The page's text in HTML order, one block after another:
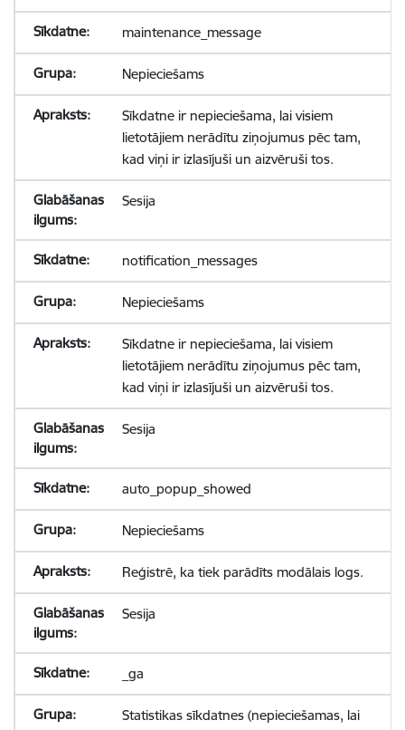
maintenance_message
Nepieciešams
Sīkdatne ir nepieciešama, lai visiem
lietotājiem nerādītu ziņojumus pēc tam,
kad viņi ir izlasījuši un aizvēruši tos.
Sesija
notification_messages
Nepieciešams
Sīkdatne ir nepieciešama, lai visiem
lietotājiem nerādītu ziņojumus pēc tam,
kad viņi ir izlasījuši un aizvēruši tos.
Sesija
auto_popup_showed
Nepieciešams
Reģistrē, ka tiek parādīts modālais logs.
Sesija
_ga
Statistikas sīkdatnes (nepieciešamas, lai